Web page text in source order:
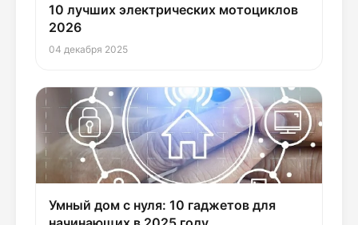
10 лучших электрических мотоциклов
2026
04 декабря 2025
Умный дом с нуля: 10 гаджетов для